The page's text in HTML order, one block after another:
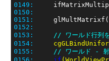
0149:
0150:
0151:
0152:
0153:
// ワールド行列
0154:
0155:
// ワールド - 射